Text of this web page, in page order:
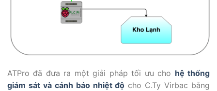
ATPro đã đưa ra một giải pháp tối ưu cho hệ thống
giám sát và cảnh bảo nhiệt độ cho C.Ty Virbac bằng